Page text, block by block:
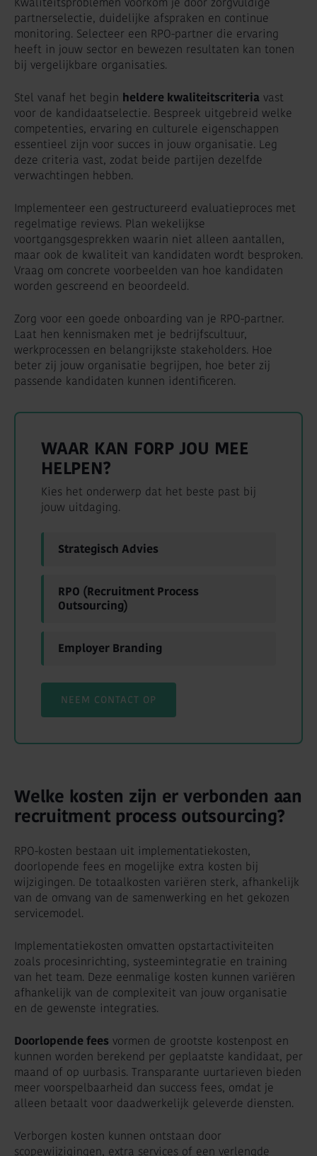
partnerselectie, duidelijke afspraken en continue
monitoring. Selecteer een RPO-partner die ervaring
heeft in jouw sector en bewezen resultaten kan tonen
bij vergelijkbare organisaties.
Stel vanaf het begin heldere kwaliteitscriteria vast
voor de kandidaatselectie. Bespreek uitgebreid welke
competenties, ervaring en culturele eigenschappen
essentieel zijn voor succes in jouw organisatie. Leg
deze criteria vast, zodat beide partijen dezelfde
verwachtingen hebben.
Implementeer een gestructureerd evaluatieproces met
regelmatige reviews. Plan wekelijkse
voortgangsgesprekken waarin niet alleen aantallen,
maar ook de kwaliteit van kandidaten wordt besproken.
Vraag om concrete voorbeelden van hoe kandidaten
worden gescreend en beoordeeld.
Zorg voor een goede onboarding van je RPO-partner.
Laat hen kennismaken met je bedrijfscultuur,
werkprocessen en belangrijkste stakeholders. Hoe
beter zij jouw organisatie begrijpen, hoe beter zij
passende kandidaten kunnen identificeren.
WAAR KAN FORP JOU MEE
HELPEN?
Kies het onderwerp dat het beste past bij
jouw uitdaging.
Strategisch Advies
RPO (Recruitment Process
Outsourcing)
Employer Branding
NEEM CONTACT OP
Welke kosten zijn er verbonden aan
recruitment process outsourcing?
RPO-kosten bestaan uit implementatiekosten,
doorlopende fees en mogelijke extra kosten bij
wijzigingen. De totaalkosten variëren sterk, afhankelijk
van de omvang van de samenwerking en het gekozen
servicemodel.
Implementatiekosten omvatten opstartactiviteiten
zoals procesinrichting, systeemintegratie en training
van het team. Deze eenmalige kosten kunnen variëren
afhankelijk van de complexiteit van jouw organisatie
en de gewenste integraties.
Doorlopende fees vormen de grootste kostenpost en
kunnen worden berekend per geplaatste kandidaat, per
maand of op uurbasis. Transparante uurtarieven bieden
meer voorspelbaarheid dan success fees, omdat je
alleen betaalt voor daadwerkelijk geleverde diensten.
Verborgen kosten kunnen ontstaan door
scopewijzigingen, extra services of een verlengde